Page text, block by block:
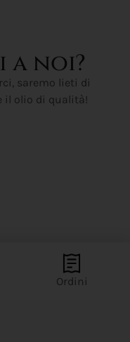
noi?
saremo lieti di
il olio di qualità!
Ordini